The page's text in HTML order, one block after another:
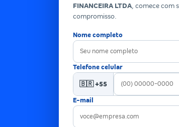
FINANCEIRA LTDA, comece com
compromisso.
Nome completo
Telefone celular
🇧🇷 +55
E-mail